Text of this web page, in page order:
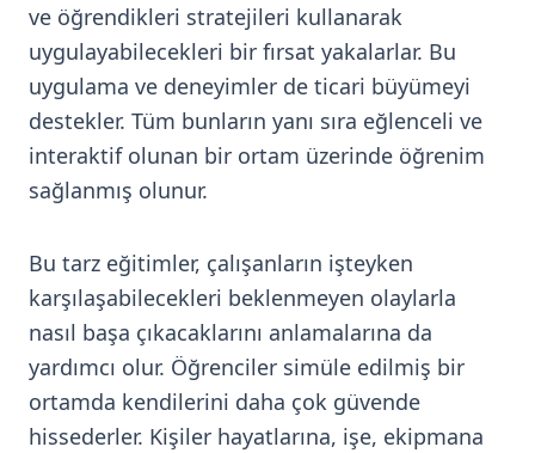
ve öğrendikleri stratejileri kullanarak
uygulayabilecekleri bir fırsat yakalarlar. Bu
uygulama ve deneyimler de ticari büyümeyi
destekler. Tüm bunların yanı sıra eğlenceli ve
interaktif olunan bir ortam üzerinde öğrenim
sağlanmış olunur.
Bu tarz eğitimler, çalışanların işteyken
karşılaşabilecekleri beklenmeyen olaylarla
nasıl başa çıkacaklarını anlamalarına da
yardımcı olur. Öğrenciler simüle edilmiş bir
ortamda kendilerini daha çok güvende
hissederler. Kişiler hayatlarına, işe, ekipmana